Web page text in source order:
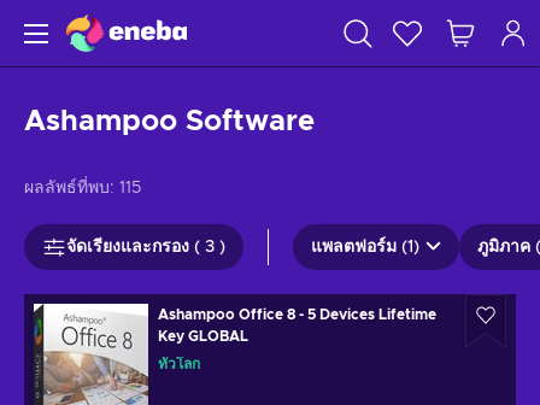
Ashampoo Software
ผลลัพธ์ที่พบ: 115
จัดเรียงและกรอง ( 3 ) แพลตฟอร์ม (1) ภูมิภาค
Ashampoo Office 8 - 5 Devices Lifetime
Key GLOBAL
ทั่วโลก